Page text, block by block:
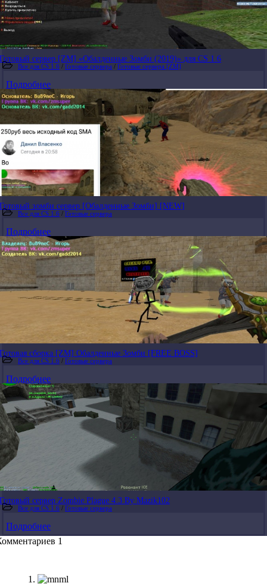
Готовый сервер [ZM] «Обалденные Зомби (2019)» для CS 1.6
Все для CS 1.6 / Готовые сервера / Готовые сервера [ZM]
Подробнее
Готовый зомби сервер [Обалденные Зомби] [NEW]
Все для CS 1.6 / Готовые сервера
Подробнее
Готовая сборка [ZM] Обалденные Зомби [FREE BOSS]
Все для CS 1.6 / Готовые сервера
Подробнее
Готовый сервер Zombie Plague 4.3 By Mazik102
Все для CS 1.6 / Готовые сервера
Подробнее
1